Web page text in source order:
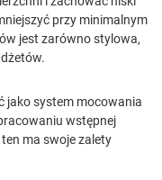
przy minimalnym
jest zarówno stylowa,
jako system mocowania
wstępnej
ma swoje zalety